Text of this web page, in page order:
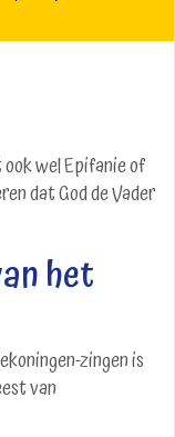
wel Epifanie of
dat God de Vader
het
zingen is
van